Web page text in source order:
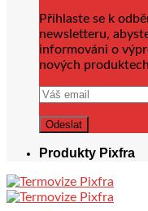
Přihlaste se k
newsletteru,
informováni o
nových
Produkty Pixfra